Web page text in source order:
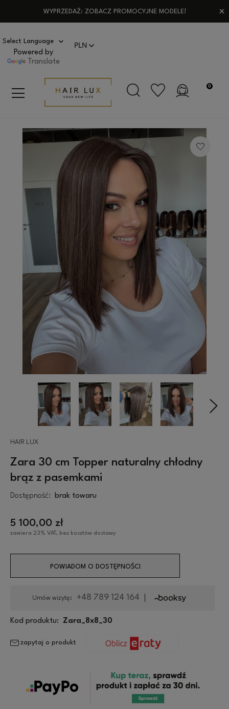
WYPRZEDAŻ: ZOBACZ PROMOCYJNE MODELE!
Powered by
Translate
HAIR LUX
Zara 30 cm Topper naturalny chłodny
brąz z pasemkami
Dostępność: brak towaru
5 100,00 zł
zawiera 23% VAT, bez kosztów dostawy
POWIADOM O DOSTĘPNOŚCI
Umów wizytę: +48 789 124 164
Kod produktu: Zara_8x8_30
zapytaj o produkt